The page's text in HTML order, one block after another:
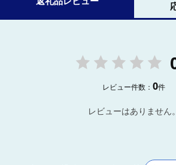
レビュー件数：0件
レビューはありません。